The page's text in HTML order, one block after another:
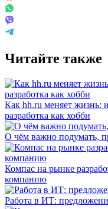
Читайте также
Как hh.ru меняет жизнь:
разработка как хобби
О чём важно подумать,
Компас на рынке
компанию
Работа в ИТ: